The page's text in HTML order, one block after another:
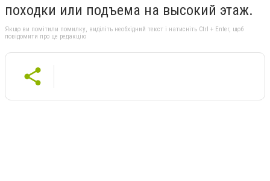
походки или подъема на высокий этаж.
Якщо ви помітили помилку, виділіть необхідний текст і натисніть Ctrl + Enter, щоб
повідомити про це редакцію